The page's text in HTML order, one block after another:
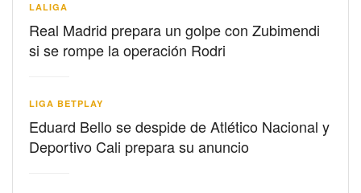
LALIGA
Real Madrid prepara un golpe con Zubimendi
si se rompe la operación Rodri
LIGA BETPLAY
Eduard Bello se despide de Atlético Nacional y
Deportivo Cali prepara su anuncio